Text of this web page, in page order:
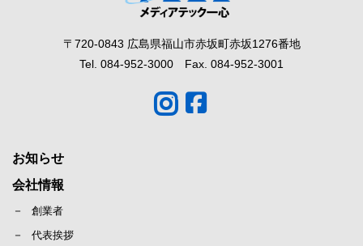
〒720-0843 広島県福山市赤坂町赤坂1276番地
Tel. 084-952-3000 Fax. 084-952-3001
お知らせ
会社情報
創業者
代表挨拶